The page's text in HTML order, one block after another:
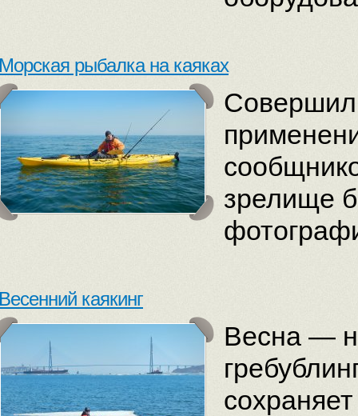
рыбалка на каяках
Совершил
зрелище
каякинг
Весна —